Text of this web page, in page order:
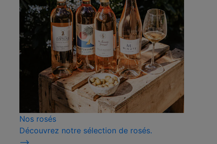
Nos rosés
Découvrez notre sélection de rosés.
⟶